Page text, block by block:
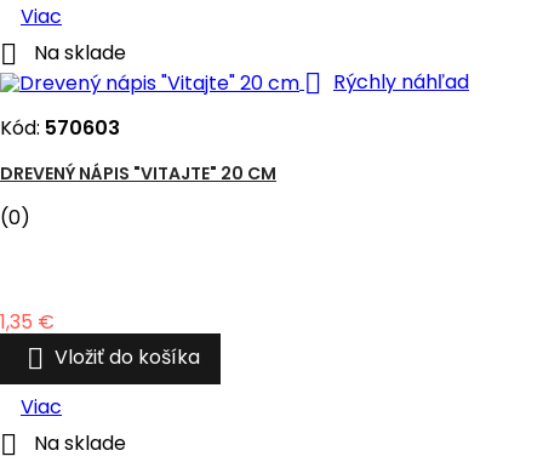
Viac
 Na sklade
 Rýchly náhľad
Kód: 570603
DREVENÝ NÁPIS "VITAJTE" 20 CM
(0)
Cena
1,35 €
 Vložiť do košíka
Viac
 Na sklade